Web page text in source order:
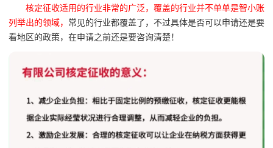
核定征收适用的行业非常的广泛，覆盖的行业并不单单是智小账
列举出的领域， 常见的行业都覆盖了，不过具体是否可以申请还是要
看地区的政策，在申请之前还是要咨询清楚！